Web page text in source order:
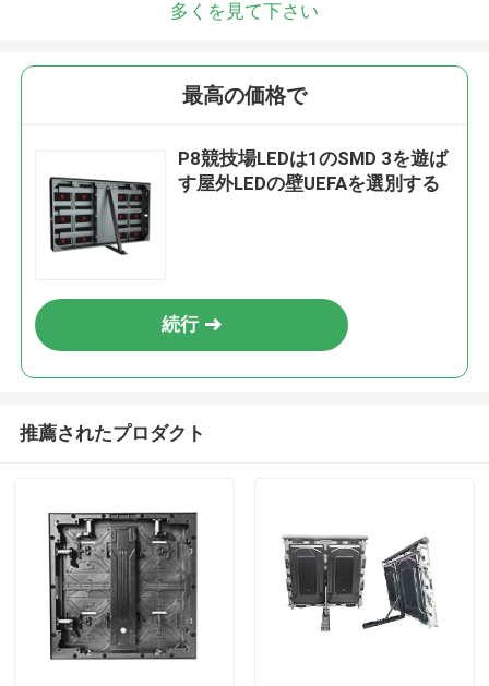
多くを見て下さい
最高の価格で
P8競技場LEDは1のSMD 3を遊ば
す屋外LEDの壁UEFAを選別する
続行
推薦されたプロダクト